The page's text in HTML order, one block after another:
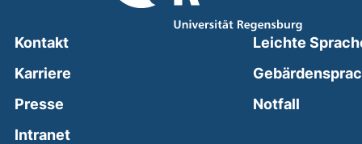
Kontakt
Karriere
Presse
Intranet(external link, opens in a new window)
Leichte
Notfall